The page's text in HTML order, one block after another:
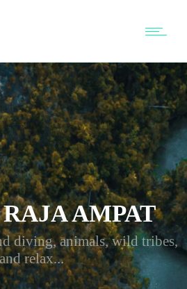
AMPAT
diving, animals, wild tribes,
relax...